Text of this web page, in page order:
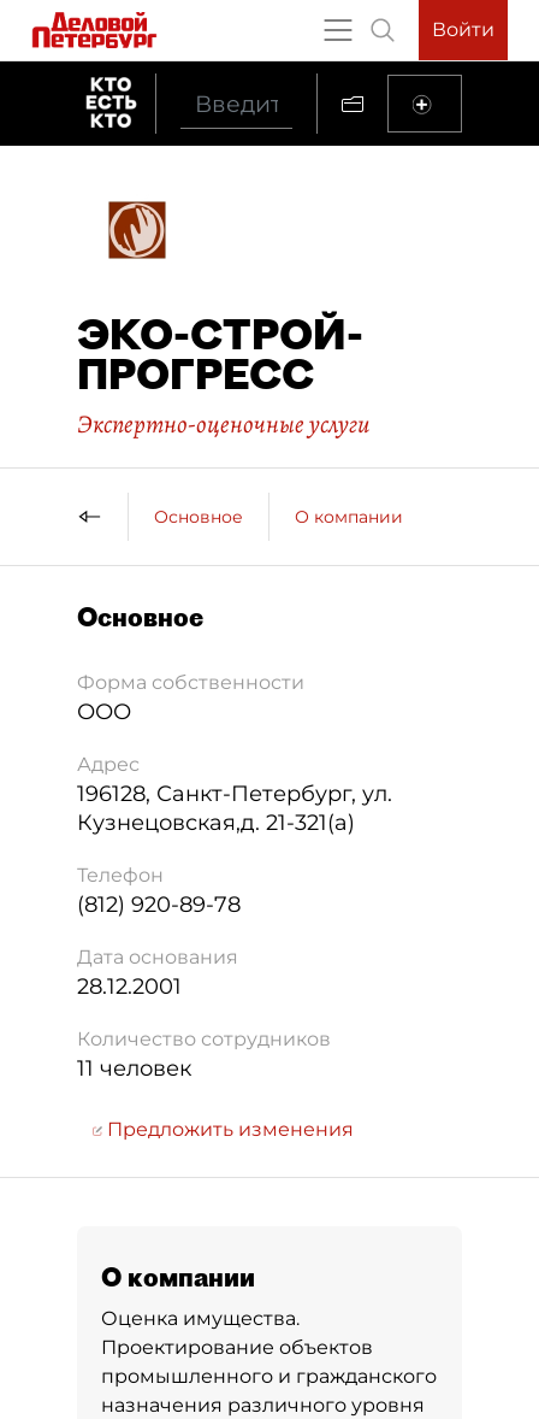
Войти
ЭКО-СТРОЙ-
ПРОГРЕСС
Экспертно-оценочные услуги
Основное О компании
Основное
Форма собственности
ООО
Адрес
196128, Санкт-Петербург, ул.
Кузнецовская,д. 21-321(а)
Телефон
(812) 920-89-78
Дата основания
28.12.2001
Количество сотрудников
11 человек
Предложить изменения
О компании
Оценка имущества.
Проектирование объектов
промышленного и гражданского
назначения различного уровня